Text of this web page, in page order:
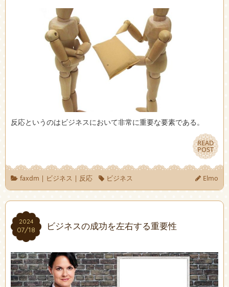
反応というのはビジネスにおいて非常に重要な要素である。
READ
POST
READ
POST
faxdm | ビジネス | 反応 ビジネス Elmo
2024
07/18
2024
07/18 ビジネスの成功を左右する重要性